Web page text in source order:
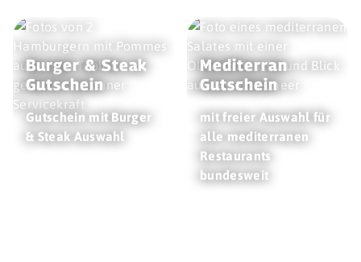
Burger & Steak
Gutschein
Gutschein mit Burger
& Steak Auswahl
Mediterran
Gutschein
mit freier Auswahl für
alle mediterranen
Restaurants
bundesweit